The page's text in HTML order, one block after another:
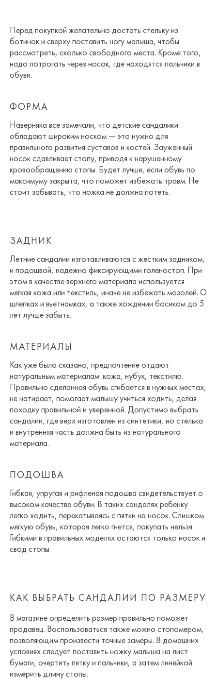
Перед покупкой желательно достать стельку из
ботинок и сверху поставить ногу малыша, чтобы
рассмотреть, сколько свободного места. Кроме того,
надо потрогать через носок, где находятся пальчики в
обуви.
ФОРМА
Наверняка все замечали, что детские сандалики
обладают широким носком — это нужно для
правильного развития суставов и костей. Зауженный
носок сдавливает стопу, приводя к нарушенному
кровообращению стопы. Будет лучше, если обувь по
максимуму закрыта, что поможет избежать травм. Не
стоит забывать, что ножка не должна потеть.
ЗАДНИК
Летние сандалии изготавливаются с жестким задником,
и подошвой, надежно фиксирующими голеностоп. При
этом в качестве верхнего материала используется
мягкая кожа или текстиль, иначе не избежать мозолей. О
шлепках и вьетнамках, а также хождении босиком до 5
лет лучше забыть.
МАТЕРИАЛЫ
Как уже было сказано, предпочтение отдают
натуральным материалам: кожа, нубук, текстилю.
Правильно сделанная обувь сгибается в нужных местах,
не натирает, помогает малышу учиться ходить, делая
походку правильной и уверенной. Допустимо выбрать
сандалии, где верх изготовлен из синтетики, но стелька
и внутренняя часть должна быть из натурального
материала.
ПОДОШВА
Гибкая, упругая и рифленая подошва свидетельствует о
высоком качестве обуви. В таких сандалях ребенку
легко ходить, перекатываясь с пятки на носок. Слишком
мягкую обувь, которая легко гнется, покупать нельзя.
Гибкими в правильных моделях остаются только носок и
свод стопы.
КАК ВЫБРАТЬ САНДАЛИИ ПО РАЗМЕРУ
В магазине определить размер правильно поможет
продавец. Воспользоваться также можно стопомером,
позволяющим произвести точные замеры. В домашних
условиях следует поставить ножку малыша на лист
бумаги, очертить пятку и пальчики, а затем линейкой
измерить длину стопы.